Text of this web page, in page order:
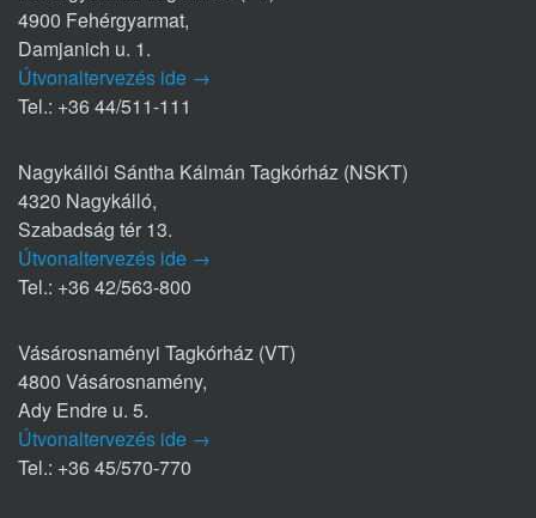
4900 Fehérgyarmat,
Damjanich u. 1.
Útvonaltervezés ide →
Tel.: +36 44/511-111
Nagykállói Sántha Kálmán Tagkórház (NSKT)
4320 Nagykálló,
Szabadság tér 13.
Útvonaltervezés ide →
Tel.: +36 42/563-800
Vásárosnaményi Tagkórház (VT)
4800 Vásárosnamény,
Ady Endre u. 5.
Útvonaltervezés ide →
Tel.: +36 45/570-770